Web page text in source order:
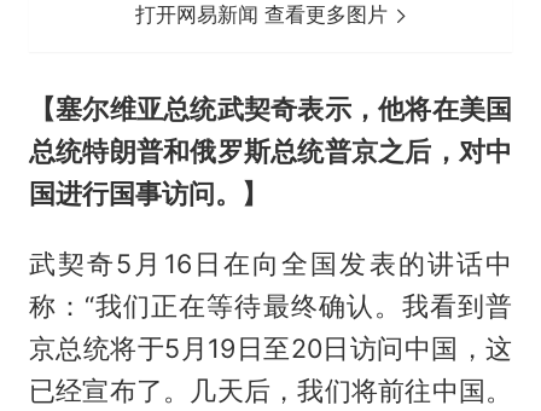
打开网易新闻 查看更多图片
【塞尔维亚总统武契奇表示，他将在美国
总统特朗普和俄罗斯总统普京之后，对中
国进行国事访问。
】
武契奇5月16日在向全国发表的讲话中
称：“我们正在等待最终确认。我看到普
京总统将于5月19日至20日访问中国，这
已经宣布了。几天后，我们将前往中国。